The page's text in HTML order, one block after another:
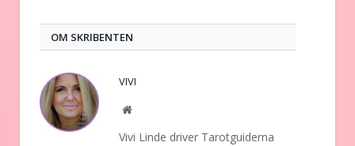
OM SKRIBENTEN
VIVI
Website
Vivi Linde driver Tarotguiderna